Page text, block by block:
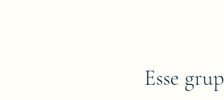
Esse